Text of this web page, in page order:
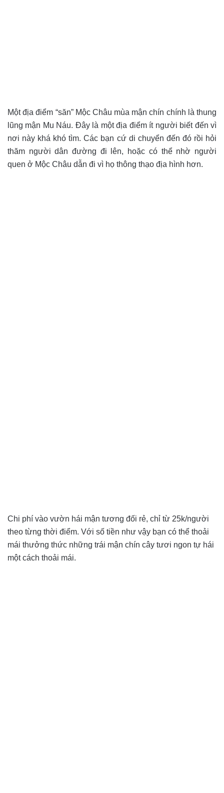
Một địa điểm “săn” Mộc Châu mùa mận chín chính là thung
lũng mận Mu Náu. Đây là một địa điểm ít người biết đến vì
nơi này khá khó tìm. Các bạn cứ di chuyển đến đó rồi hỏi
thăm người dân đường đi lên, hoặc có thể nhờ người
quen ở Mộc Châu dẫn đi vì họ thông thạo địa hình hơn.
Chi phí vào vườn hái mận tương đối rẻ, chỉ từ 25k/người
theo từng thời điểm. Với số tiền như vậy bạn có thể thoải
mái thưởng thức những trái mận chín cây tươi ngon tự hái
một cách thoải mái.